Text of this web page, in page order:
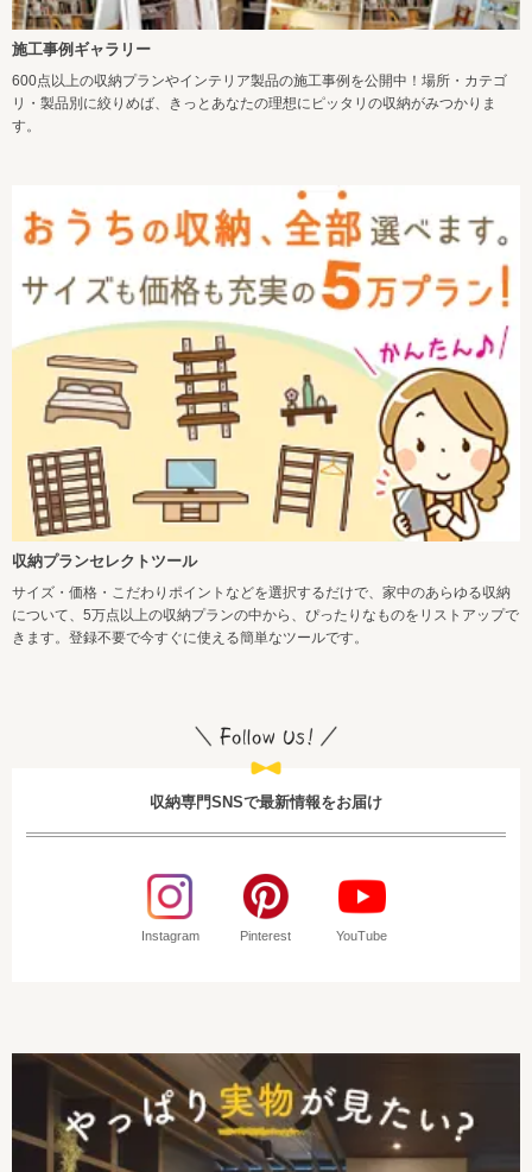
施工事例ギャラリー
600点以上の収納プランやインテリア製品の施工事例を公開中！場所・カテゴ
リ・製品別に絞りめば、きっとあなたの理想にピッタリの収納がみつかりま
す。
収納プランセレクトツール
サイズ・価格・こだわりポイントなどを選択するだけで、家中のあらゆる収納
について、5万点以上の収納プランの中から、ぴったりなものをリストアップで
きます。登録不要で今すぐに使える簡単なツールです。
収納専門SNSで最新情報をお届け
Instagram Pinterest YouTube